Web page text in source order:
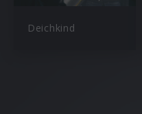
Deichkind